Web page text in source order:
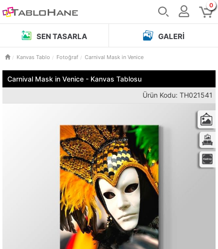
0
SEN TASARLA GALERI
Kanvas Tablo Fotoğraf Carnival Mask in Venice
Carnival Mask in Venice - Kanvas Tablosu
Ürün Kodu: TH021541